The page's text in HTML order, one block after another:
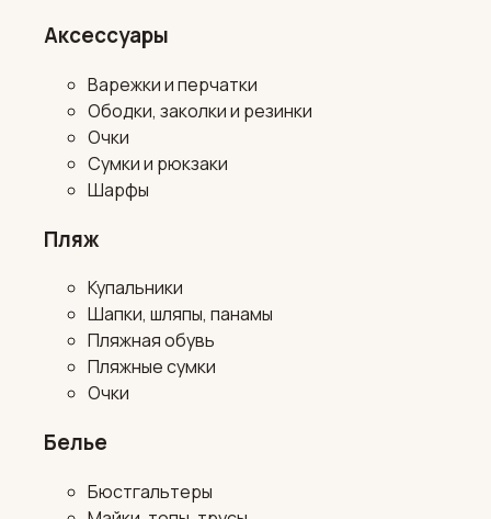
Аксессуары
Варежки и перчатки
Ободки, заколки и резинки
Очки
Сумки и рюкзаки
Шарфы
Пляж
Купальники
Шапки, шляпы, панамы
Пляжная обувь
Пляжные сумки
Очки
Белье
Бюстгальтеры